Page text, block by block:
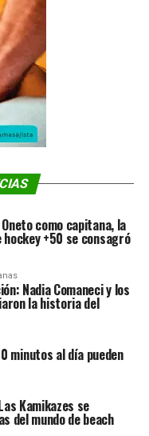
como capitana, la
+50 se consagró
Nadia Comaneci y los
la historia del
minutos al día pueden
Kamikazes se
del mundo de beach